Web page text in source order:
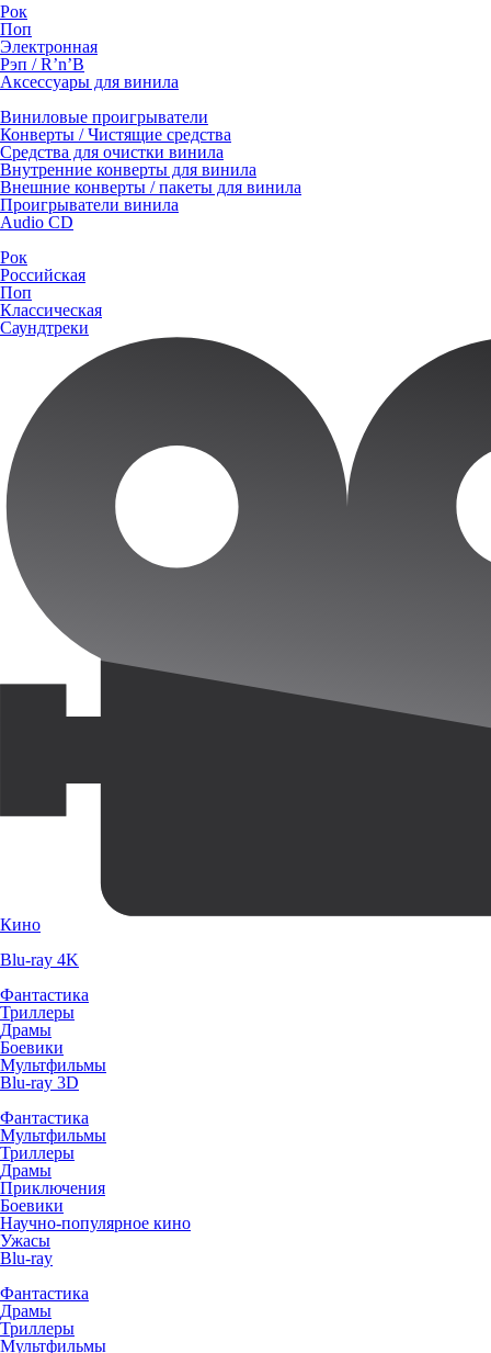
Рок
Поп
Электронная
Рэп / R’n’B
Аксессуары для винила
Виниловые проигрыватели
Конверты / Чистящие средства
Средства для очистки винила
Внутренние конверты для винила
Внешние конверты / пакеты для винила
Проигрыватели винила
Audio CD
Рок
Российская
Поп
Классическая
Саундтреки
Кино
Blu-ray 4K
Фантастика
Триллеры
Драмы
Боевики
Мультфильмы
Blu-ray 3D
Фантастика
Мультфильмы
Триллеры
Драмы
Приключения
Боевики
Научно-популярное кино
Ужасы
Blu-ray
Фантастика
Драмы
Триллеры
Мультфильмы